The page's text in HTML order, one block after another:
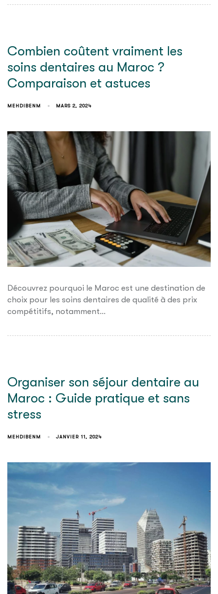
Combien coûtent vraiment les
soins dentaires au Maroc ?
Comparaison et astuces
MEHDIBENM MARS 2, 2024
Découvrez pourquoi le Maroc est une destination de
choix pour les soins dentaires de qualité à des prix
compétitifs, notamment…
Organiser son séjour dentaire au
Maroc : Guide pratique et sans
stress
MEHDIBENM JANVIER 11, 2024